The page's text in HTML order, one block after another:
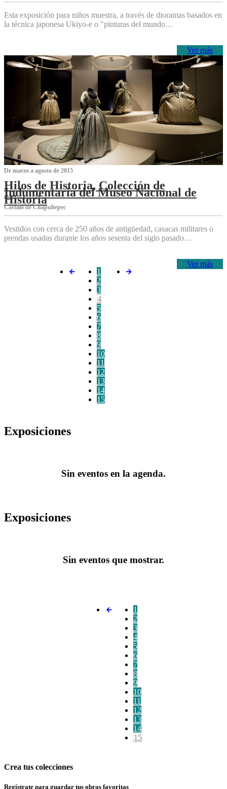
Esta exposición para niños muestra, a través de dioramas basados en
la técnica japonesa Ukiyo-e o "pinturas del mundo…
Ver más
De marzo a agosto de 2015
Hilos de Historia, Colección de
Indumentaria del Museo Nacional de
Historia
Castillo de Chapultepec
Vestidos con cerca de 250 años de antigüedad, casacas militares o
prendas usadas durante los años sesenta del siglo pasado…
Ver más
1
2
3
4
5
6
7
8
9
10
11
12
13
14
15
Exposiciones
Sin eventos en la agenda.
Exposiciones
Sin eventos que mostrar.
1
2
3
4
5
6
7
8
9
10
11
12
13
14
15
Crea tus colecciones
Regístrate para guardar tus obras favoritas